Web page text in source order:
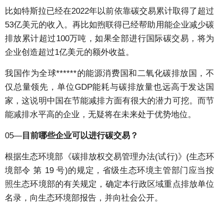
比如特斯拉已经在2022年以前依靠碳交易累计取得了超过
53亿美元的收入。再比如煦联得已经帮助用能企业减少碳
排放累计超过100万吨，如果全部进行国际碳交易，将为
企业创造超过1亿美元的额外收益。
我国作为全球******的能源消费国和二氧化碳排放国，不
仅总量领先，单位GDP能耗与碳排放量也远高于发达国
家，这说明中国在节能减排方面有很大的潜力可挖。而节
能减排水平高的企业，无疑将在未来处于优势地位。
05— 目前哪些企业可以进行碳交易？
根据生态环境部《碳排放权交易管理办法(试行)》(生态环
境部令 第 19 号)的规定，省级生态环境主管部门应当按
照生态环境部的有关规定，确定本行政区域重点排放单位
名录，向生态环境部报告，并向社会公开。